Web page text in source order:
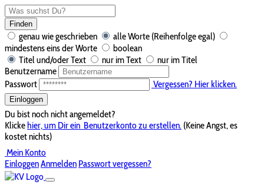
Finden
genau wie geschrieben
alle Worte (Reihenfolge egal)
mindestens eins der Worte
boolean
Titel und/oder Text
nur im Text
nur im Titel
Benutzername
Passwort
Vergessen? Hier klicken.
Einloggen
Du bist noch nicht angemeldet?
Klickehier, um Dir ein Benutzerkonto zu erstellen. (Keine Angst, es
kostet nichts)
Mein Konto
EinloggenAnmelden Passwort vergessen?